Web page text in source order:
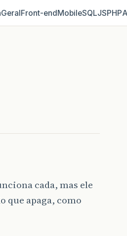
GeralFront‑endMobileSQLJSPHP
cada, mas ele
que apaga, como